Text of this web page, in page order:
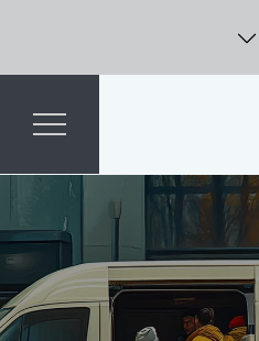
content